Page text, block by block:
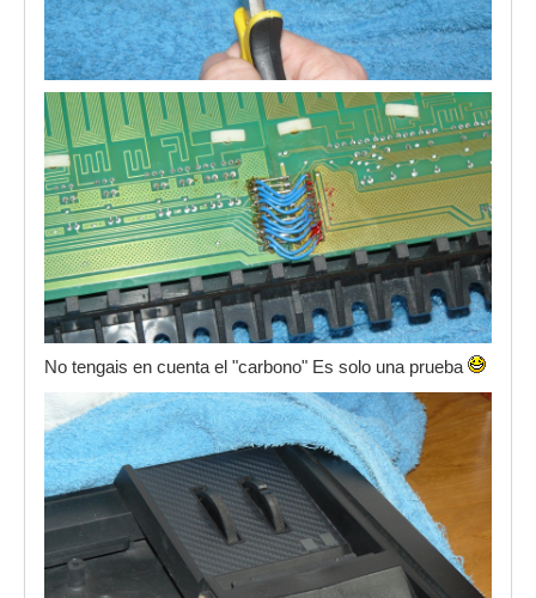
No tengais en cuenta el "carbono" Es solo una prueba